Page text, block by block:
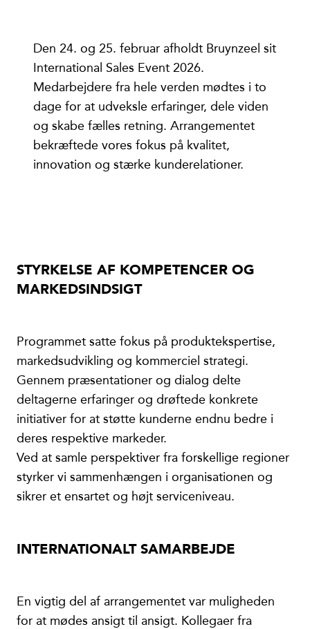
Den 24. og 25. februar afholdt Bruynzeel sit
International Sales Event 2026.
Medarbejdere fra hele verden mødtes i to
dage for at udveksle erfaringer, dele viden
og skabe fælles retning. Arrangementet
bekræftede vores fokus på kvalitet,
innovation og stærke kunderelationer.
STYRKELSE AF KOMPETENCER OG
MARKEDSINDSIGT
Programmet satte fokus på produktekspertise,
markedsudvikling og kommerciel strategi.
Gennem præsentationer og dialog delte
deltagerne erfaringer og drøftede konkrete
initiativer for at støtte kunderne endnu bedre i
deres respektive markeder.
Ved at samle perspektiver fra forskellige regioner
styrker vi sammenhængen i organisationen og
sikrer et ensartet og højt serviceniveau.
INTERNATIONALT SAMARBEJDE
En vigtig del af arrangementet var muligheden
for at mødes ansigt til ansigt. Kollegaer fra